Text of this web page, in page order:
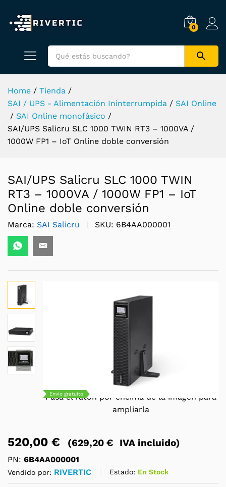
0
Home / Tienda /
SAI / UPS - Alimentación Ininterrumpida / SAI Online
/ SAI Online monofásico /
SAI/UPS Salicru SLC 1000 TWIN RT3 – 1000VA /
1000W FP1 – IoT Online doble conversión
SAI/UPS Salicru SLC 1000 TWIN
RT3 – 1000VA / 1000W FP1 – IoT
Online doble conversión
Marca: SAI Salicru SKU: 6B4AA000001
Pasa el ratón por encima de la imagen para
ampliarla
Envío gratuito
520,00 € (629,20 € IVA incluido)
PN: 6B4AA000001
Vendido por: RIVERTIC Estado: En Stock